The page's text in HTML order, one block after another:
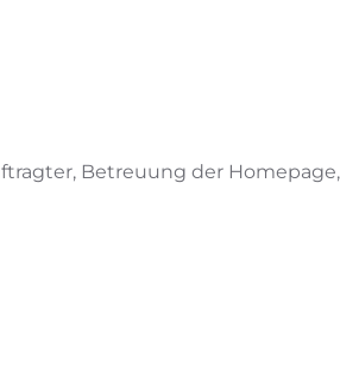
Betreuung der